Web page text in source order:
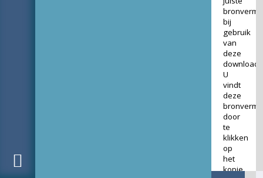
bij
gebruik
van
deze
download.
U
vindt
deze
door
te
klikken
op
het
kopje